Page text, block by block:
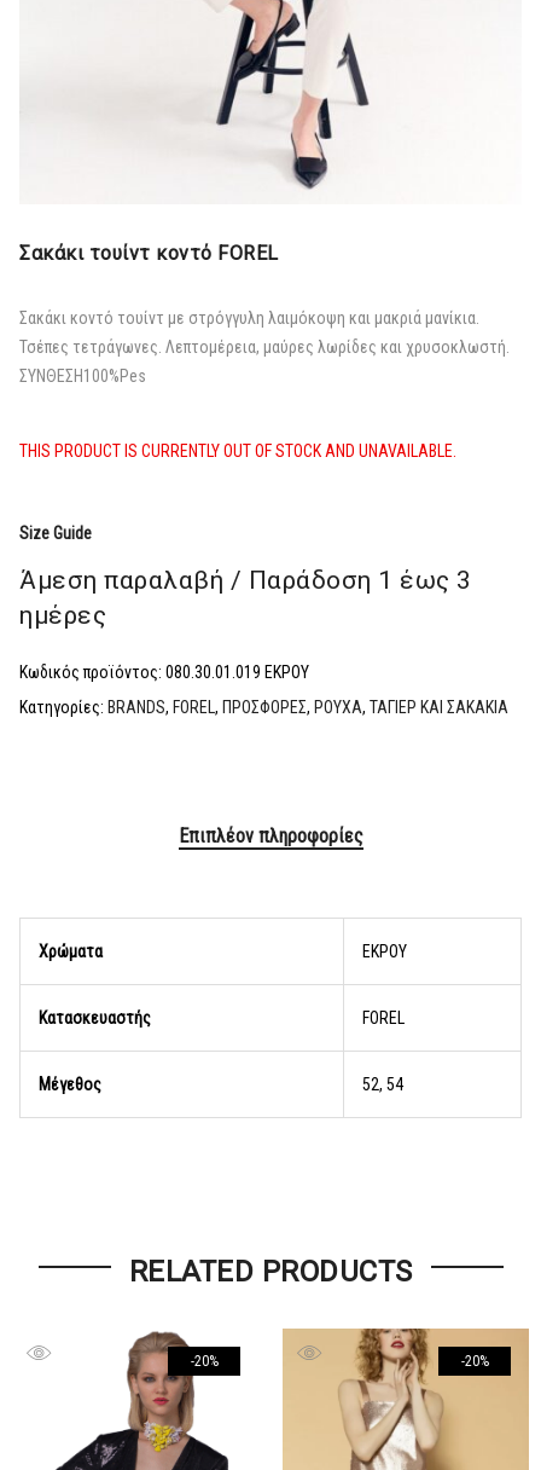
Σακάκι τουίντ κοντό FOREL
Σακάκι κοντό τουίντ με στρόγγυλη λαιμόκοψη και μακριά μανίκια.
Τσέπες τετράγωνες. Λεπτομέρεια, μαύρες λωρίδες και χρυσοκλωστή.
ΣΥΝΘΕΣΗ100%Pes
THIS PRODUCT IS CURRENTLY OUT OF STOCK AND UNAVAILABLE.
Size Guide
Άμεση παραλαβή / Παράδoση 1 έως 3
ημέρες
Κωδικός προϊόντος: 080.30.01.019 ΕΚΡΟΥ
Κατηγορίες: BRANDS, FOREL , ΠΡΟΣΦΟΡΕΣ, ΡΟΥΧΑ, ΤΑΓΙΕΡ ΚΑΙ ΣΑΚΑΚΙΑ
Επιπλέον πληροφορίες
Χρώματα EKΡOY
Κατασκευαστής FOREL
Μέγεθος 52, 54
RELATED PRODUCTS
-20% -20%